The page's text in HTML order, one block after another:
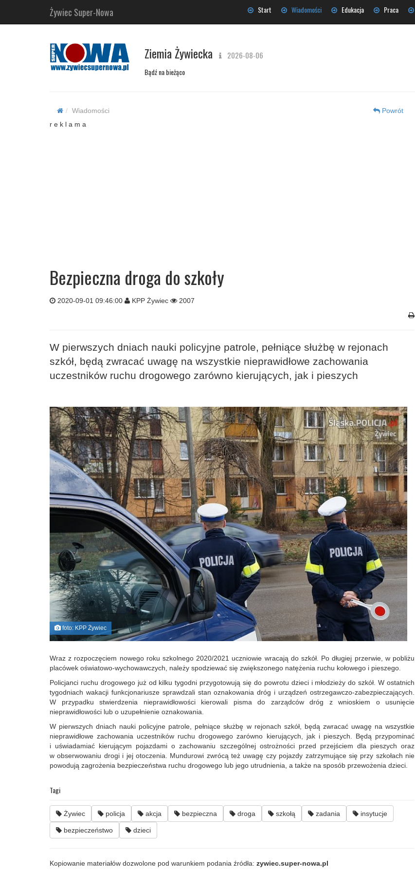
Żywiec Super-Nowa Start Wiadomości Edukacja Praca
Ziemia Żywiecka 2026-08-06
Bądź na bieżąco
Wiadomości
Powrót
r e k l a m a
Bezpieczna droga do szkoły
2020-09-01 09:46:00 KPP Żywiec 2007
W pierwszych dniach nauki policyjne patrole, pełniące służbę w rejonach
szkół, będą zwracać uwagę na wszystkie nieprawidłowe zachowania
uczestników ruchu drogowego zarówno kierujących, jak i pieszych
foto: KPP Żywiec
Wraz z rozpoczęciem nowego roku szkolnego 2020/2021 uczniowie wracają do szkół. Po długiej przerwie, w pobliżu
placówek oświatowo-wychowawczych, należy spodziewać się zwiększonego natężenia ruchu kołowego i pieszego.
Policjanci ruchu drogowego już od kilku tygodni przygotowują się do powrotu dzieci i młodzieży do szkół. W ostatnich
tygodniach wakacji funkcjonariusze sprawdzali stan oznakowania dróg i urządzeń ostrzegawczo-zabezpieczających.
W przypadku stwierdzenia nieprawidłowości kierowali pisma do zarządców dróg z wnioskiem o usunięcie
nieprawidłowości lub o uzupełnienie oznakowania.
W pierwszych dniach nauki policyjne patrole, pełniące służbę w rejonach szkół, będą zwracać uwagę na wszystkie
nieprawidłowe zachowania uczestników ruchu drogowego zarówno kierujących, jak i pieszych. Będą przypominać
i uświadamiać kierującym pojazdami o zachowaniu szczególnej ostrożności przed przejściem dla pieszych oraz
w obserwowaniu drogi i jej otoczenia. Mundurowi zwrócą też uwagę czy pojazdy zatrzymujące się przy szkołach nie
powodują zagrożenia bezpieczeństwa ruchu drogowego lub jego utrudnienia, a także na sposób przewożenia dzieci.
Tagi
Żywiec policja akcja bezpieczna droga szkołą zadania insytucje
bezpieczeństwo dzieci
Kopiowanie materiałów dozwolone pod warunkiem podania źródła: zywiec.super-nowa.pl